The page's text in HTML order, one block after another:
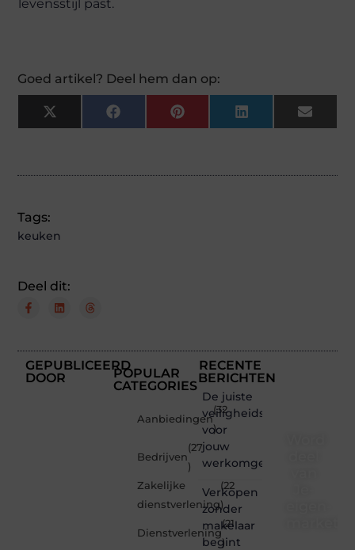
levensstijl past.
Goed artikel? Deel hem dan op:
X
(Twitter)
FacebookPinterestLinkedInEmail
Tags:
keuken
Deel dit:
GEPUBLICEERD
DOOR
POPULAR
CATEGORIES
Aanbiedingen
(32
)
Bedrijven
(27
)
Zakelijke
dienstverlening
(22
)
Dienstverlening
(21
)
RECENTE
BERICHTEN
De juiste
veiligheidsschoenen
voor
jouw
werkomgeving
Verkopen
zonder
makelaar
begint